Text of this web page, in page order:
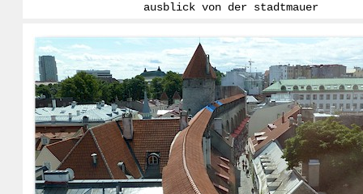
ausblick von der stadtmauer